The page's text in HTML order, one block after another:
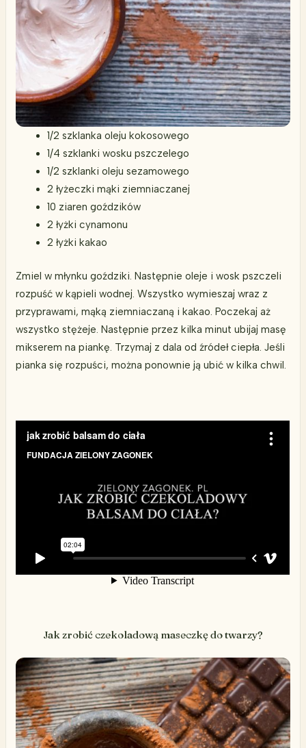
1/2 szklanka oleju kokosowego
1/4 szklanki wosku pszczelego
1/2 szklanki oleju sezamowego
2 łyżeczki mąki ziemniaczanej
10 ziaren goździków
2 łyżki cynamonu
2 łyżki kakao
Zmiel w młynku goździki. Następnie oleje i wosk pszczeli
rozpuść w kąpieli wodnej. Wszystko wymieszaj wraz z
przyprawami, mąką ziemniaczaną i kakao. Poczekaj aż
wszystko stężeje. Następnie przez kilka minut ubijaj masę
mikserem na piankę. Trzymaj z dala od źródeł ciepła. Jeśli
pianka się rozpuści, można ponownie ją ubić w kilka chwil.
Jak zrobić czekoladową maseczkę do twarzy?